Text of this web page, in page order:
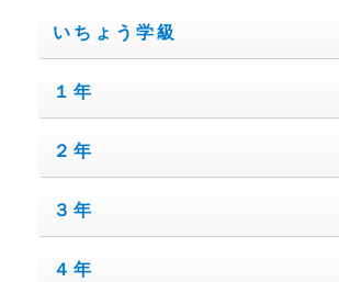
いちょう学級
１年
２年
３年
４年